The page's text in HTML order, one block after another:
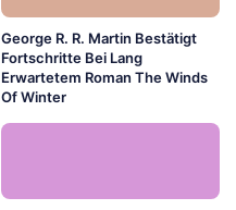
George R. R. Martin Bestätigt
Fortschritte Bei Lang
Erwartetem Roman The Winds
Of Winter